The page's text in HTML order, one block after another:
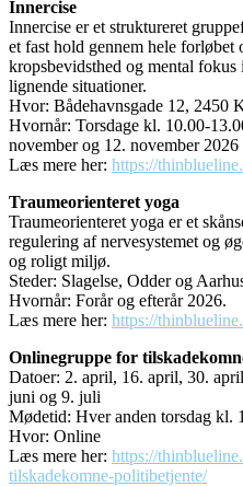
Innercise
Innercise er et struktureret
et fast hold gennem hele forløbet
kropsbevidsthed og mental
lignende situationer.
Hvor: Bådehavnsgade 12, 2450
Hvornår: Torsdage kl. 10.00-
november og 12. november 2026
Læs mere her: https://
Traumeorienteret yoga
Traumeorienteret yoga er et
regulering af nervesystemet og
og roligt miljø.
Steder: Slagelse, Odder og
Hvornår: Forår og efterår 2026.
Læs mere her: https://
Onlinegruppe for
Datoer: 2. april, 16. april, 30.
juni og 9. juli
Mødetid: Hver anden torsdag kl.
Hvor: Online
Læs mere her: https://
tilskadekomne-politibetjente/